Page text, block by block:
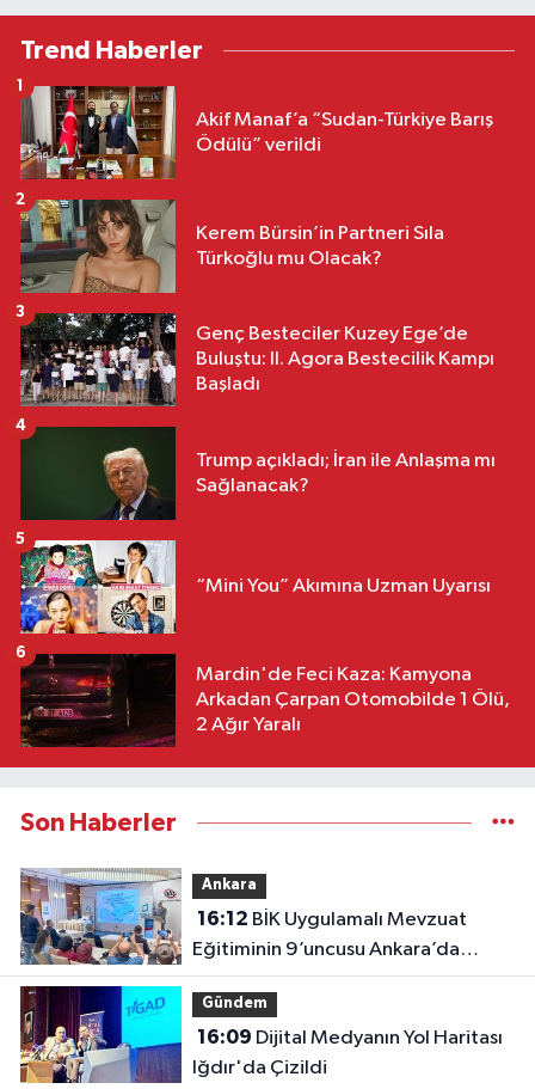
Trend Haberler
Akif Manaf’a “Sudan-Türkiye Barış
Ödülü” verildi
1
Kerem Bürsin’in Partneri Sıla
Türkoğlu mu Olacak?
2
Genç Besteciler Kuzey Ege’de
Buluştu: II. Agora Bestecilik Kampı
Başladı
3
Trump açıkladı; İran ile Anlaşma mı
Sağlanacak?
4
“Mini You” Akımına Uzman Uyarısı
5
Mardin'de Feci Kaza: Kamyona
Arkadan Çarpan Otomobilde 1 Ölü,
2 Ağır Yaralı
6
Son Haberler
Ankara
16:12
Eğitiminin 9’uncusu Ankara’da
yapıldı
Gündem
16:09
Iğdır'da Çizildi